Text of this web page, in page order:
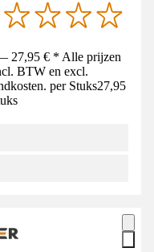
27,95 € * Alle prijzen
BTW en excl.
per Stuks27,95